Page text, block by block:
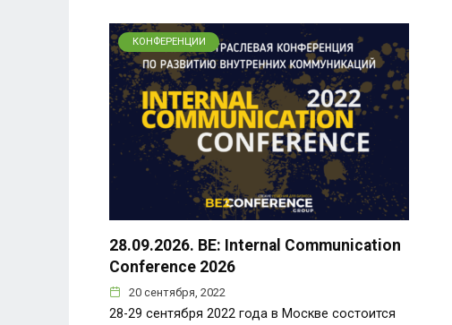
КОНФЕРЕНЦИИ
28.09.2026. BE: Internal Communication
Conference 2026
20 сентября, 2022
28-29 сентября 2022 года в Москве состоится